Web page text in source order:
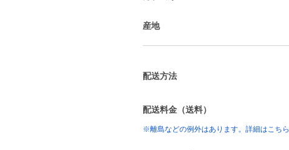
産地
配送方法
配送料金（送料）
※離島などの例外はあります。詳細はこちら